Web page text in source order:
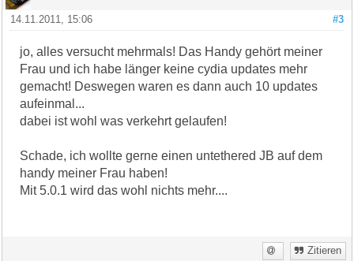
#3
14.11.2011, 15:06
jo, alles versucht mehrmals! Das Handy gehört meiner
Frau und ich habe länger keine cydia updates mehr
gemacht! Deswegen waren es dann auch 10 updates
aufeinmal...
dabei ist wohl was verkehrt gelaufen!
Schade, ich wollte gerne einen untethered JB auf dem
handy meiner Frau haben!
Mit 5.0.1 wird das wohl nichts mehr....
Zitieren